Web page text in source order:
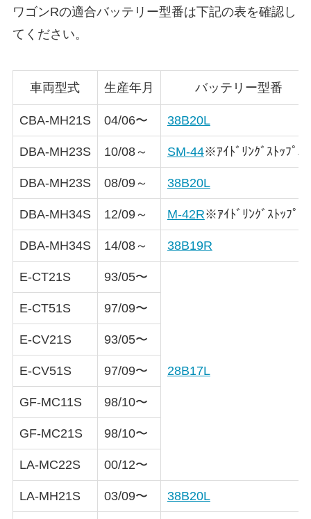
ワゴンRの適合バッテリー型番は下記の表を確認し
てください。
車両型式 生産年月 バッテリー型番
CBA-MH21S 04/06〜 38B20L
DBA-MH23S 10/08～ SM-44※ｱｲﾄﾞﾘﾝｸﾞｽﾄｯﾌﾟ車
DBA-MH23S 08/09～ 38B20L
DBA-MH34S 12/09～ M-42R※ｱｲﾄﾞﾘﾝｸﾞｽﾄｯﾌﾟ車
DBA-MH34S 14/08～ 38B19R
E-CT21S 93/05〜
28B17L
E-CT51S 97/09〜
E-CV21S 93/05〜
E-CV51S 97/09〜
GF-MC11S 98/10〜
GF-MC21S 98/10〜
LA-MC22S 00/12〜
LA-MH21S 03/09〜 38B20L